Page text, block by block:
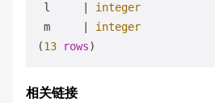
l
integer
m
integer
(13 rows
相关链接